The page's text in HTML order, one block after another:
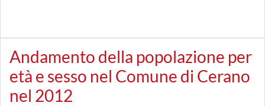
Andamento della popolazione per
età e sesso nel Comune di Cerano
nel 2012